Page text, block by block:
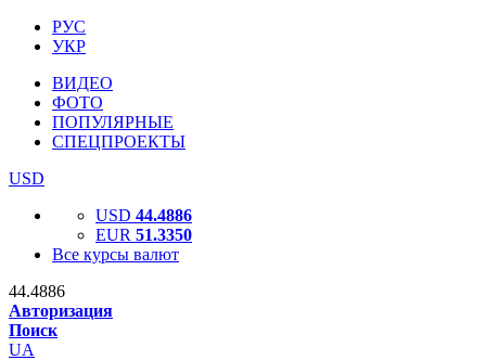
РУС
УКР
ВИДЕО
ФОТО
ПОПУЛЯРНЫЕ
СПЕЦПРОЕКТЫ
USD
USD 44.4886
EUR 51.3350
Все курсы валют
44.4886
Авторизация
Поиск
UA